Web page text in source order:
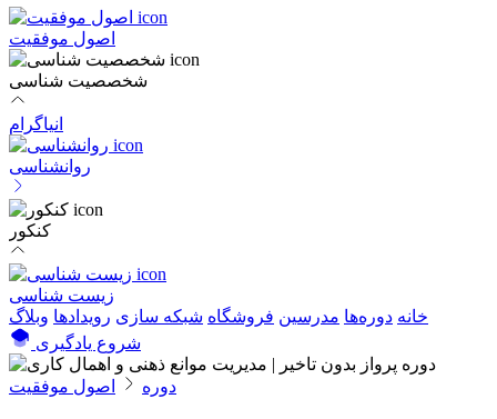
اصول موفقیت
شخصصیت شناسی
انیاگرام
روانشناسی
کنکور
زیست شناسی
خانه دوره‌ها مدرسین فروشگاه شبکه سازی رویداد‌ها وبلاگ
شروع یادگیری
دوره‌ اصول موفقیت